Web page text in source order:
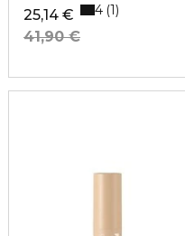
25,14 €
41,90 €
4 1